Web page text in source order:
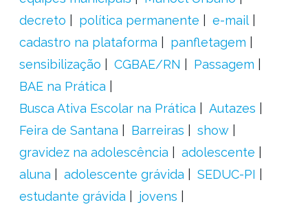
decreto
política permanente
e-mail
cadastro na plataforma
panfletagem
sensibilização
CGBAE/RN
Passagem
BAE na Prática
Busca Ativa Escolar na Prática
Autazes
Feira de Santana
Barreiras
show
gravidez na adolescência
adolescente
aluna
adolescente grávida
SEDUC-PI
estudante grávida
jovens